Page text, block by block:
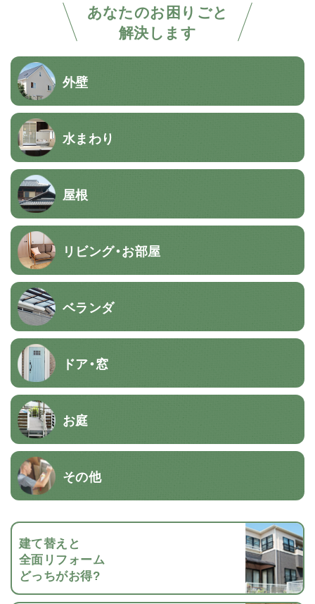
あなたのお困りごと
解決します
外壁
水まわり
屋根
リビング・お部屋
ベランダ
ドア・窓
お庭
その他
建て替えと
全面リフォーム
どっちがお得?